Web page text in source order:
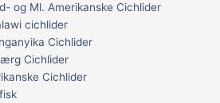
og Ml. Amerikanske Cichlider
cichlider
Cichlider
Cichlider
Cichlider